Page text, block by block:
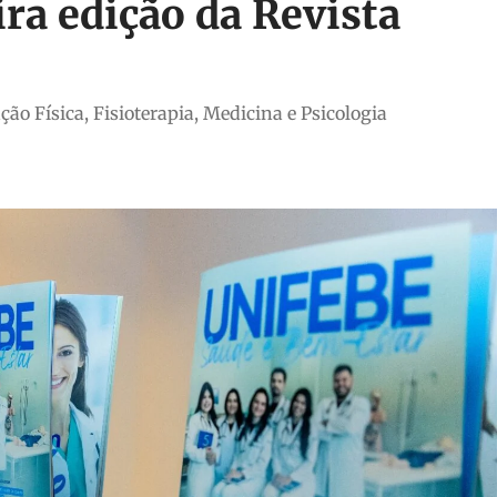
edição da Revista
Física, Fisioterapia, Medicina e Psicologia